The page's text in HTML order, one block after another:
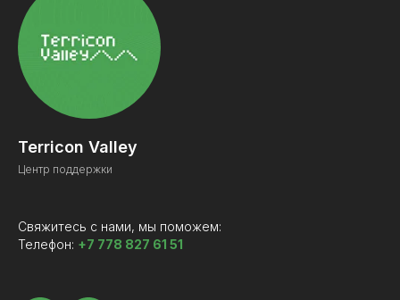
Terricon Valley
Центр поддержки
Свяжитесь с нами, мы поможем:
Телефон: +7 778 827 61 51